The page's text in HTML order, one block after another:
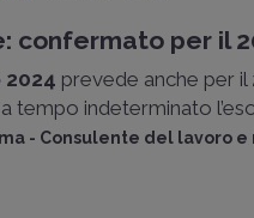
confermato per il
2024 prevede anche per
tempo indeterminato
- Consulente del lavoro